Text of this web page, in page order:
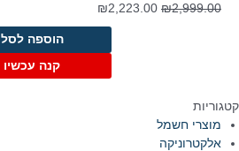
₪2,999.00
המחיר
₪2,223.00
הנוכחי
₪2,223.00.
הוספה לסל
קנה עכשיו
קטגוריות
מוצרי חשמל
אלקטרוניקה